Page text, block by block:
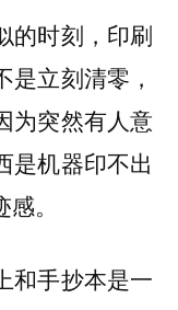
的时刻，印刷
立刻清零，
为突然有人意
是机器印不出
。
和手抄本是一